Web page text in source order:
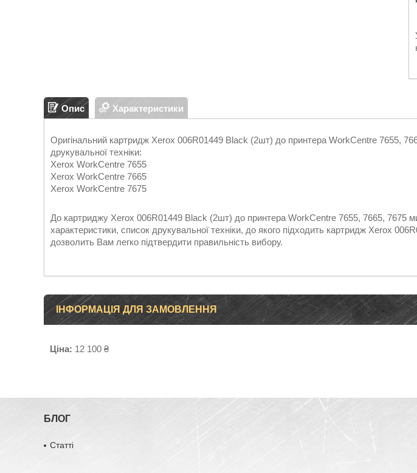
Опис Характеристики
Оригінальний картридж Xerox 006R01449 Black (2шт) до принтера WorkCentre 7655,
друкувальної техніки:
Xerox WorkCentre 7655
Xerox WorkCentre 7665
Xerox WorkCentre 7675
До картриджу Xerox 006R01449 Black (2шт) до принтера WorkCentre 7655, 7665, 7675
характеристики, список друкувальної техніки, до якого підходить картридж Xerox
дозволить Вам легко підтвердити правильність вибору.
ІНФОРМАЦІЯ ДЛЯ ЗАМОВЛЕННЯ
Ціна: 12 100 ₴
БЛОГ
Статті